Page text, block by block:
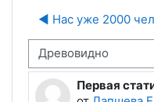
◀︎ Нас уже 2000
отображения
Первая
Количество